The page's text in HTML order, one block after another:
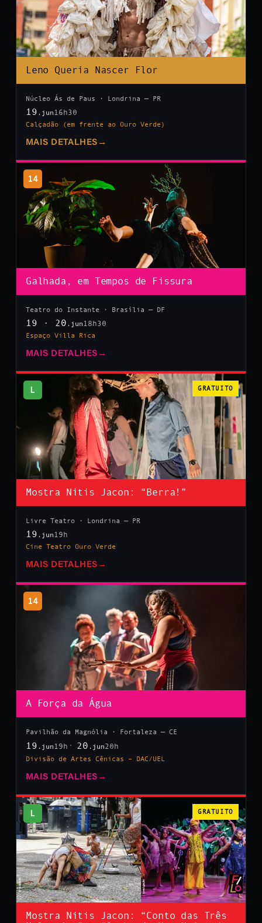
Leno Queria Nascer Flor
Núcleo Ás de Paus · Londrina — PR
19 .jun 16h30
Calçadão (em frente ao Ouro Verde)
MAIS DETALHES →
14
Galhada, em Tempos de Fissura
Teatro do Instante · Brasília — DF
19 · 20 .jun 18h30
Espaço Villa Rica
MAIS DETALHES →
L GRATUITO
Mostra Nitis Jacon: “Berra!”
Livre Teatro · Londrina — PR
19 .jun 19h
Cine Teatro Ouro Verde
MAIS DETALHES →
14
A Força da Água
Pavilhão da Magnólia · Fortaleza — CE
19 .jun 19h 20 .jun20h
Divisão de Artes Cênicas – DAC/UEL
MAIS DETALHES →
L GRATUITO
Mostra Nitis Jacon: “Conto das Três